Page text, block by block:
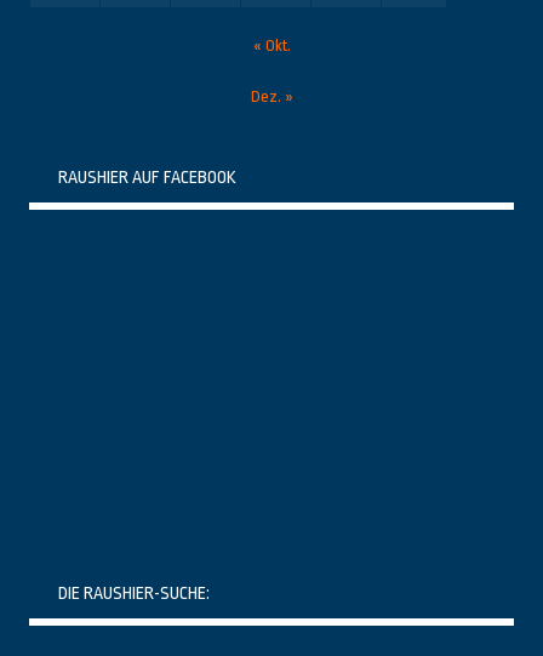
« Okt.
Dez. »
RAUSHIER AUF FACEBOOK
DIE RAUSHIER-SUCHE: